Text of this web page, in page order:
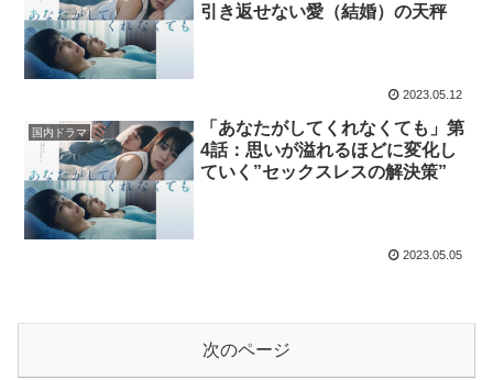
引き返せない愛（結婚）の天秤
2023.05.12
国内ドラマ
「あなたがしてくれなくても」第
4話：思いが溢れるほどに変化し
ていく”セックスレスの解決策”
2023.05.05
次のページ